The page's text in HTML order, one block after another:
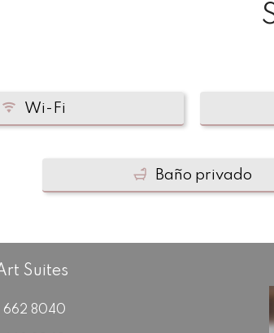
Wi-Fi
Baño privado
Suites
662 8040